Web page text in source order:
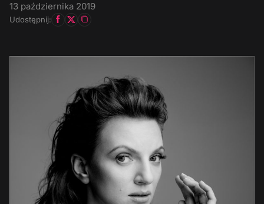
13 października 2019
Udostępnij: